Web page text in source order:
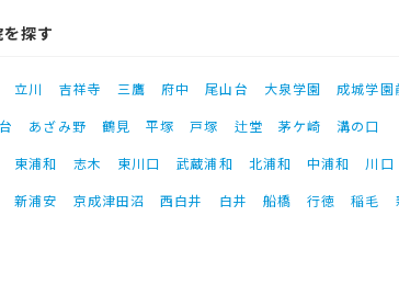
探す
立川 吉祥寺 三鷹 府中 尾山台 大泉学園 成城学園
あざみ野 鶴見 平塚 戸塚 辻堂 茅ケ崎
溝の口
東浦和 志木 東川口 武蔵浦和 北浦和 中浦和
川口
新浦安 京成津田沼 西白井 白井 船橋 行徳 稲毛